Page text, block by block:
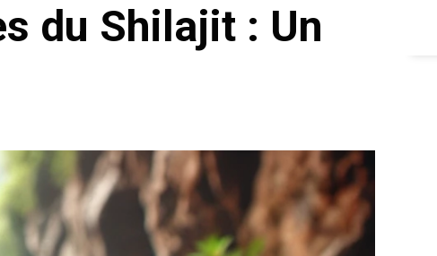
du Shilajit : Un